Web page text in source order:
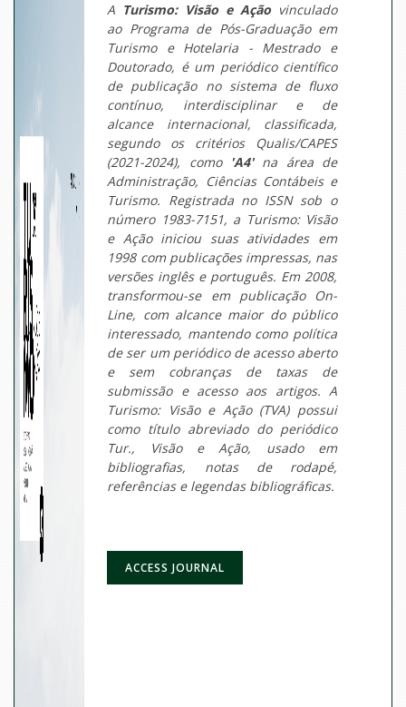
A Turismo: Visão e Ação vinculado
ao Programa de Pós-Graduação em
Turismo e Hotelaria - Mestrado e
Doutorado, é um periódico científico
de publicação no sistema de fluxo
contínuo, interdisciplinar e de
alcance internacional, classificada,
segundo os critérios Qualis/CAPES
(2021-2024), como 'A4'na área de
Administração, Ciências Contábeis e
Turismo. Registrada no ISSN sob o
número 1983-7151, a Turismo: Visão
e Ação iniciou suas atividades em
1998 com publicações impressas, nas
versões inglês e português. Em 2008,
transformou-se em publicação On-
Line, com alcance maior do público
interessado, mantendo como política
de ser um periódico de acesso aberto
e sem cobranças de taxas de
submissão e acesso aos artigos. A
Turismo: Visão e Ação (TVA) possui
como título abreviado do periódico
Tur., Visão e Ação, usado em
bibliografias, notas de rodapé,
referências e legendas bibliográficas.
ACCESS JOURNAL